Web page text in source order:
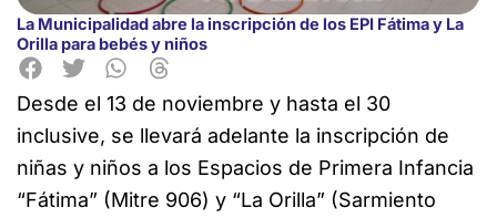
La Municipalidad abre la inscripción de los EPI Fátima y La
Orilla para bebés y niños
Desde el 13 de noviembre y hasta el 30
inclusive, se llevará adelante la inscripción de
niñas y niños a los Espacios de Primera Infancia
“Fátima” (Mitre 906) y “La Orilla” (Sarmiento